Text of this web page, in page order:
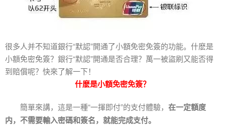
很多人并不知道銀行“默認”開通了小額免密免簽的功能。什麽是
小額免密免簽？銀行“默認”開通是否合理？萬一被盜刷又能否得
到賠償呢？快來了解一下！
什麽是小額免密免簽？
簡單來講，這是一種“一揮即付”的支付體驗， 在一定額度
内，不需要輸入密碼和簽名，就能完成支付。